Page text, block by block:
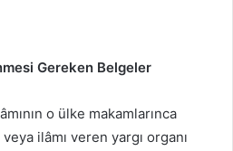
Gereken Belgeler
o ülke makamlarınca
ilâmı veren yargı organı